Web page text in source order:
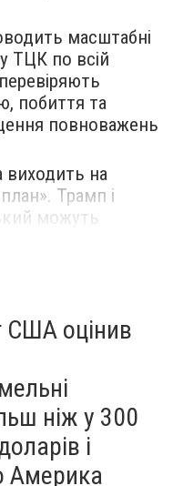
масштабні
ТЦК по всій
побиття та
повноважень
виходить на
Трамп і
можуть
зі зміцнення
й
урядування
США оцінив
ніж у 300
і
Америка